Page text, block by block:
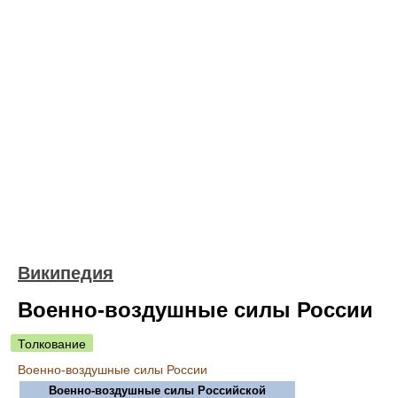
Википедия
Военно-воздушные силы России
Толкование
Военно-воздушные силы России
Военно-воздушные силы Российской